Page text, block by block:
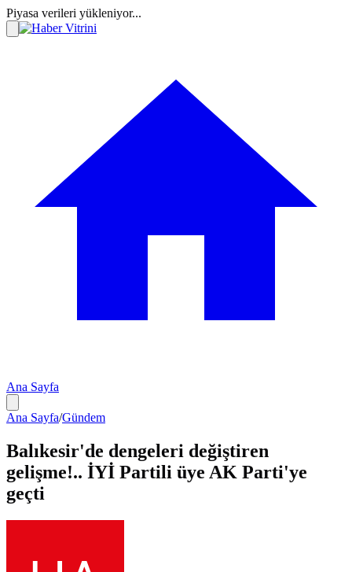
Piyasa verileri yükleniyor...
Ana Sayfa
Ana Sayfa/Gündem
Balıkesir'de dengeleri değiştiren
gelişme!.. İYİ Partili üye AK Parti'ye
geçti